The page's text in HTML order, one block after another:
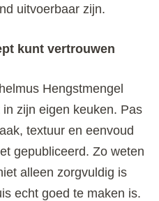
uitvoerbaar zijn.
kunt vertrouwen
Hengstmengel
zijn eigen keuken. Pas
textuur en eenvoud
gepubliceerd. Zo weten
alleen zorgvuldig is
echt goed te maken is.